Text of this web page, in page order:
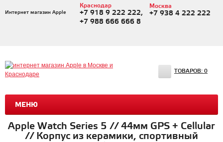
Интернет магазин Apple
Краснодар
+7 918 9 222 222,
+7 988 666 666 8
Москва
+7 938 4 222 222
МЕНЮ
ТОВАРОВ: 0
Apple Watch Series 5 // 44мм GPS + Cellular
// Корпус из керамики, спортивный